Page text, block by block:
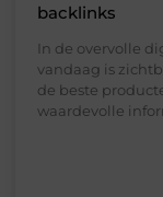
backlinks
In de overvolle
vandaag is
de beste
waardevolle